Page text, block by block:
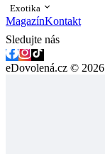
Exotika
MagazínKontakt
Sledujte nás
eDovolená.cz © 2026